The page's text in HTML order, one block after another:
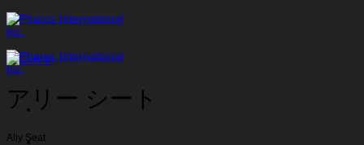
Skip
to
content
アリー シート
Ally Seat